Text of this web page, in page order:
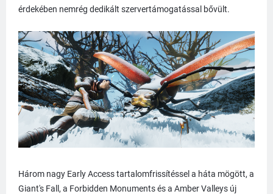
érdekében nemrég dedikált szervertámogatással bővült.
Három nagy Early Access tartalomfrissítéssel a háta mögött, a
Giant's Fall, a Forbidden Monuments és a Amber Valleys új